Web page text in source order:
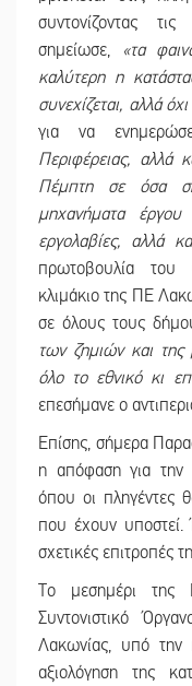
συντονίζοντας
σημείωσε, «τα
καλύτερη η
συνεχίζεται, αλλά
για να
Περιφέρειας, αλλά
Πέμπτη σε όσα
μηχανήματα
εργολαβίες, αλλά
πρωτοβουλία του
κλιμάκιο της ΠΕ
σε όλους τους
των ζημιών και της
όλο το εθνικό κι
επεσήμανε ο
Επίσης, σήμερα
η απόφαση για την
όπου οι πληγέντες
που έχουν υποστεί.
σχετικές επιτροπές
Το μεσημέρι της
Συντονιστικό
Λακωνίας, υπό την
αξιολόγηση της